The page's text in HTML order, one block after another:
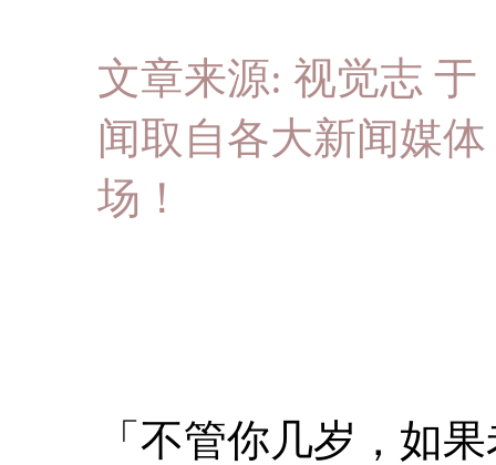
文章来源: 视觉志 于
闻取自各大新闻媒
场！
「不管你几岁，如